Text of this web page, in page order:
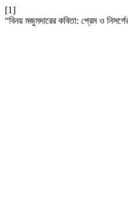
[1]
“বিনয় মজুমদারের কবিতা: প্রেম ও